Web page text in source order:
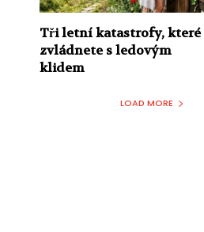
Tři letní katastrofy, které
zvládnete s ledovým
klidem
LOAD MORE